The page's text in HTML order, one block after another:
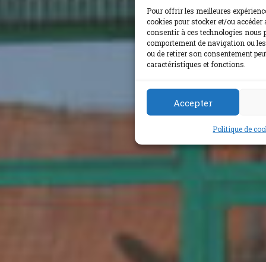
Pour offrir les meilleures
cookies pour stocker et/ou
consentir à ces technologies nous
comportement de navigation ou
ou de retirer son consentement
caractéristiques et fonctions.
Accepter
Politique de